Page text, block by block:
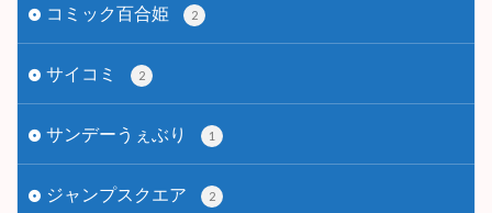
コミック百合姫 2
サイコミ 2
サンデーうぇぶり 1
ジャンプスクエア 2